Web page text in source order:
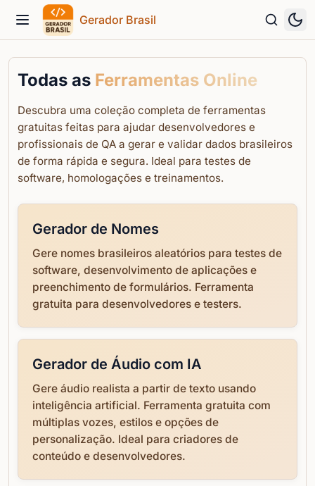
Menu
Gerador Brasil
Todas as Ferramentas Online
Descubra uma coleção completa de ferramentas
gratuitas feitas para ajudar desenvolvedores e
profissionais de QA a gerar e validar dados brasileiros
de forma rápida e segura. Ideal para testes de
software, homologações e treinamentos.
Gerador de Nomes
Gere nomes brasileiros aleatórios para testes de
software, desenvolvimento de aplicações e
preenchimento de formulários. Ferramenta
gratuita para desenvolvedores e testers.
Gerador de Áudio com IA
Gere áudio realista a partir de texto usando
inteligência artificial. Ferramenta gratuita com
múltiplas vozes, estilos e opções de
personalização. Ideal para criadores de
conteúdo e desenvolvedores.